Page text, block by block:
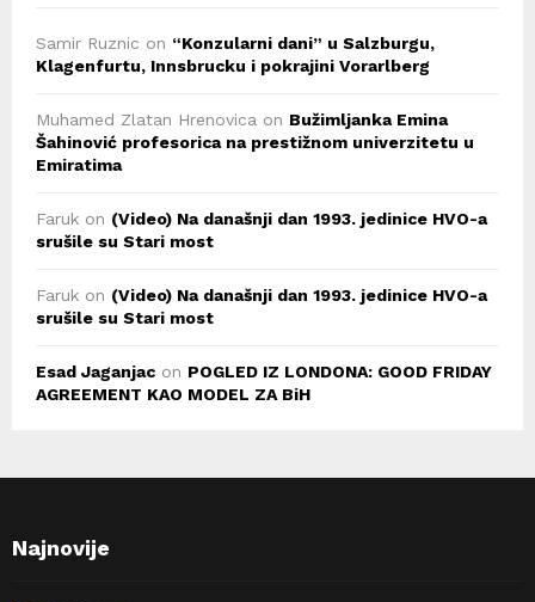
Samir Ruznic on “Konzularni dani” u Salzburgu,
Klagenfurtu, Innsbrucku i pokrajini Vorarlberg
Muhamed Zlatan Hrenovica on Bužimljanka Emina
Šahinović profesorica na prestižnom univerzitetu u
Emiratima
Faruk on (Video) Na današnji dan 1993. jedinice HVO-a
srušile su Stari most
Faruk on (Video) Na današnji dan 1993. jedinice HVO-a
srušile su Stari most
Esad Jaganjac on POGLED IZ LONDONA: GOOD FRIDAY
AGREEMENT KAO MODEL ZA BiH
Najnovije